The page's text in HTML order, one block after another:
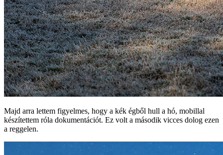
Majd arra lettem figyelmes, hogy a kék égből hull a hó, mobillal
készítettem róla dokumentációt. Ez volt a második vicces dolog ezen
a reggelen.